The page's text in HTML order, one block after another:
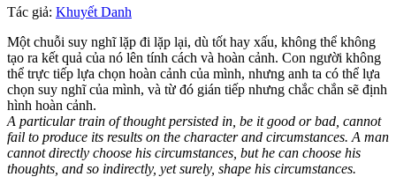
Tác giả: Khuyết Danh
Một chuỗi suy nghĩ lặp đi lặp lại, dù tốt hay xấu, không thể không
tạo ra kết quả của nó lên tính cách và hoàn cảnh. Con người không
thể trực tiếp lựa chọn hoàn cảnh của mình, nhưng anh ta có thể lựa
chọn suy nghĩ của mình, và từ đó gián tiếp nhưng chắc chắn sẽ định
hình hoàn cảnh.
A particular train of thought persisted in, be it good or bad, cannot
fail to produce its results on the character and circumstances. A man
cannot directly choose his circumstances, but he can choose his
thoughts, and so indirectly, yet surely, shape his circumstances.